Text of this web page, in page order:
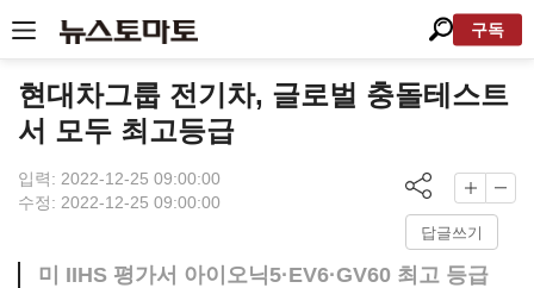
구독
현대차그룹 전기차, 글로벌 충돌테스트
서 모두 최고등급
입력: 2022-12-25 09:00:00
수정: 2022-12-25 09:00:00
답글쓰기
미 IIHS 평가서 아이오닉5·EV6·GV60 최고 등급